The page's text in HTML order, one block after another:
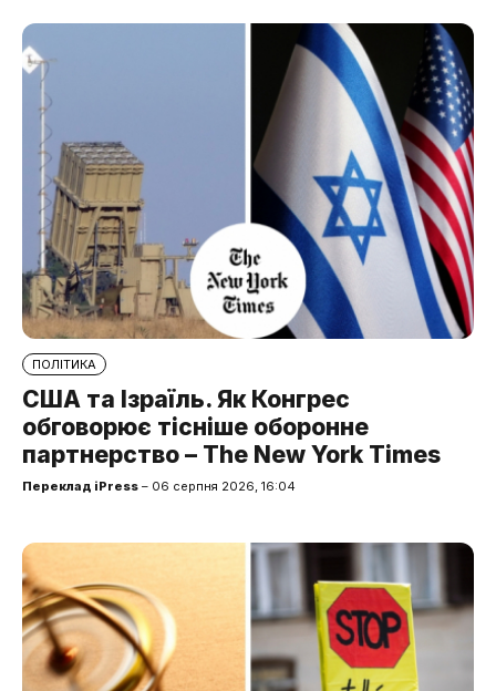
ПОЛІТИКА
США та Ізраїль. Як Конгрес
обговорює тісніше оборонне
партнерство – The New York Times
Переклад iPress – 06 серпня 2026, 16:04